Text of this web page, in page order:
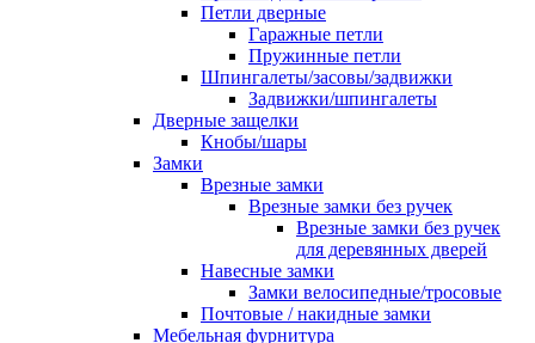
Петли дверные
Гаражные петли
Пружинные петли
Шпингалеты/засовы/задвижки
Задвижки/шпингалеты
Дверные защелки
Кнобы/шары
Замки
Врезные замки
Врезные замки без ручек
Врезные замки без ручек
для деревянных дверей
Навесные замки
Замки велосипедные/тросовые
Почтовые / накидные замки
Мебельная фурнитура